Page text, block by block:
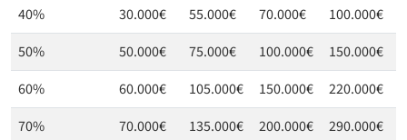
40%
30.000€ 55.000€ 70.000€ 100.000€
50%
50.000€ 75.000€ 100.000€ 150.000€
60%
60.000€ 105.000€ 150.000€ 220.000€
70%
70.000€ 135.000€ 200.000€ 290.000€